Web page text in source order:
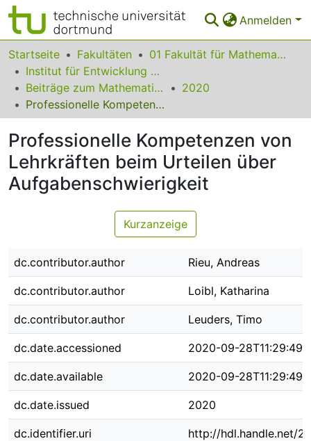
Anmelden
Bereiche & Sammlungen
Das gesamte Repositorium
Statistiken
FAQ
Leitlinien
Zurück zur Startseite
Startseite Fakultäten
01 Fakultät für Mathematik
Institut für Entwicklung und Erforschung des Mathematikunterrichts
Beiträge zum Mathematikunterricht
2020
Professionelle Kompetenzen von Lehrkräften beim Urteilen über Aufgabenschwierigkeit
Professionelle Kompetenzen von
Lehrkräften beim Urteilen über
Aufgabenschwierigkeit
Kurzanzeige
dc.contributor.author Rieu, Andreas
dc.contributor.author Loibl, Katharina
dc.contributor.author Leuders, Timo
dc.date.accessioned 2020-09-28T11:29:49Z
dc.date.available 2020-09-28T11:29:49Z
dc.date.issued 2020
dc.identifier.uri http://hdl.handle.net/